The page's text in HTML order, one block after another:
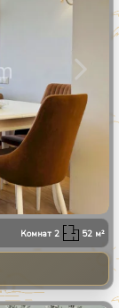
Комнат2 52 м²